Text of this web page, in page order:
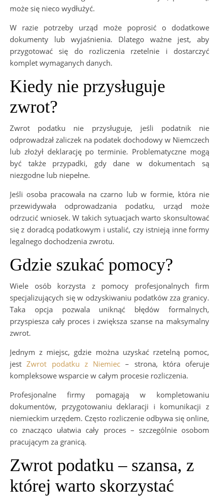
może się nieco wydłużyć.
W razie potrzeby urząd może poprosić o dodatkowe
dokumenty lub wyjaśnienia. Dlatego ważne jest, aby
przygotować się do rozliczenia rzetelnie i dostarczyć
komplet wymaganych danych.
Kiedy nie przysługuje
zwrot?
Zwrot podatku nie przysługuje, jeśli podatnik nie
odprowadzał zaliczek na podatek dochodowy w Niemczech
lub złożył deklarację po terminie. Problematyczne mogą
być także przypadki, gdy dane w dokumentach są
niezgodne lub niepełne.
Jeśli osoba pracowała na czarno lub w formie, która nie
przewidywała odprowadzania podatku, urząd może
odrzucić wniosek. W takich sytuacjach warto skonsultować
się z doradcą podatkowym i ustalić, czy istnieją inne formy
legalnego dochodzenia zwrotu.
Gdzie szukać pomocy?
Wiele osób korzysta z pomocy profesjonalnych firm
specjalizujących się w odzyskiwaniu podatków zza granicy.
Taka opcja pozwala uniknąć błędów formalnych,
przyspiesza cały proces i zwiększa szanse na maksymalny
zwrot.
Jednym z miejsc, gdzie można uzyskać rzetelną pomoc,
jestZwrot podatku z Niemiec – strona, która oferuje
kompleksowe wsparcie w całym procesie rozliczenia.
Profesjonalne firmy pomagają w kompletowaniu
dokumentów, przygotowaniu deklaracji i komunikacji z
niemieckim urzędem. Często rozliczenie odbywa się online,
co znacząco ułatwia cały proces – szczególnie osobom
pracującym za granicą.
Zwrot podatku – szansa, z
której warto skorzystać